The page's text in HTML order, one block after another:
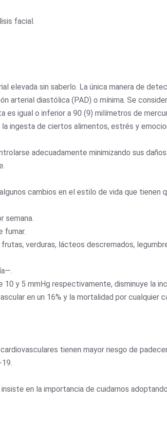
facial.
elevada sin saberlo. La única manera de
arterial diastólica (PAD) o mínima. Se
es igual o inferior a 90 (9) milímetros de
ingesta de ciertos alimentos, estrés y
adecuadamente minimizando sus
cambios en el estilo de vida que tienen
semana.
fumar.
verduras, lácteos descremados,
y 5 mmHg respectivamente, disminuye la
en un 16% y la mortalidad por cualquier
tienen mayor riesgo de
en la importancia de cuidarnos